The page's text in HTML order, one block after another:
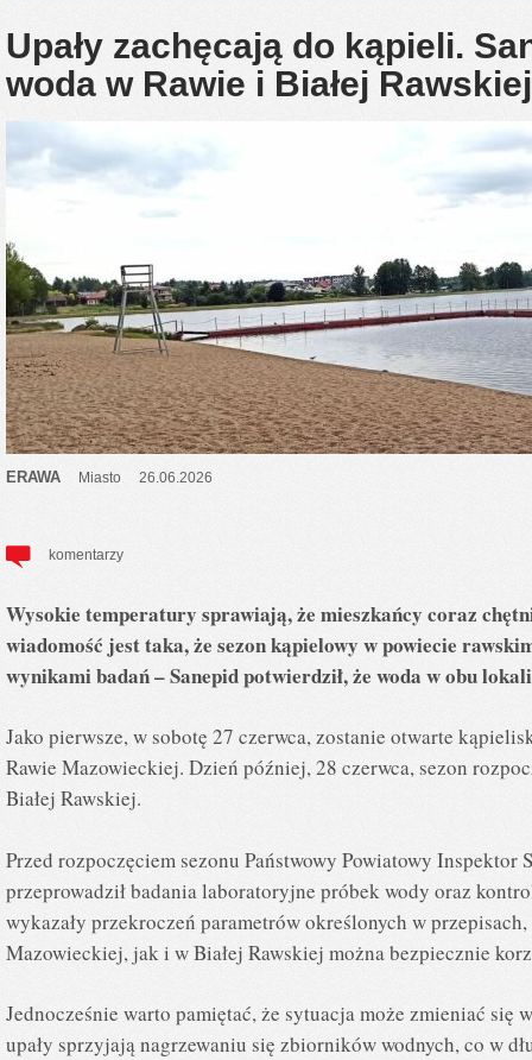
Upały zachęcają do kąpieli.
woda w Rawie i Białej
ERAWA Miasto 26.06.2026
komentarzy
Wysokie temperatury sprawiają, że mieszkańcy coraz
wiadomość jest taka, że sezon kąpielowy w powiecie
wynikami badań – Sanepid potwierdził, że woda w obu
Jako pierwsze, w sobotę 27 czerwca, zostanie otwarte
Rawie Mazowieckiej. Dzień później, 28 czerwca, sezon
Białej Rawskiej.
Przed rozpoczęciem sezonu Państwowy Powiatowy
przeprowadził badania laboratoryjne próbek wody oraz
wykazały przekroczeń parametrów określonych w
Mazowieckiej, jak i w Białej Rawskiej można bezpiecznie
Jednocześnie warto pamiętać, że sytuacja może zmieniać się
upały sprzyjają nagrzewaniu się zbiorników wodnych, co w